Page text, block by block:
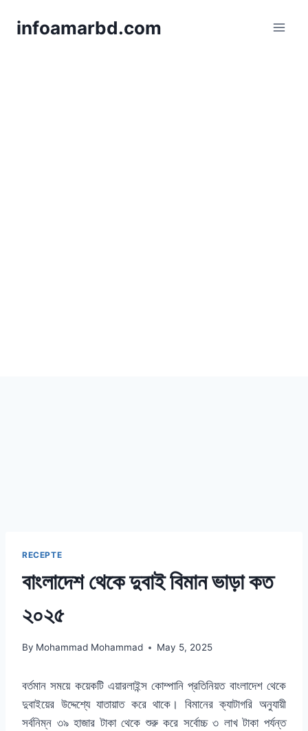
infoamarbd.com
RECEPTE
বাংলাদেশ থেকে দুবাই বিমান ভাড়া কত
২০২৫
By Mohammad Mohammad May 5, 2025
বর্তমান সময়ে কয়েকটি এয়ারলাইন্স কোম্পানি প্রতিনিয়ত বাংলাদেশ থেকে
দুবাইয়ের উদ্দেশ্যে যাতায়াত করে থাকে। বিমানের ক্যাটাগরি অনুযায়ী
সর্বনিম্ন ৩৯ হাজার টাকা থেকে শুরু করে সর্বোচ্চ ৩ লাখ টাকা পর্যন্ত